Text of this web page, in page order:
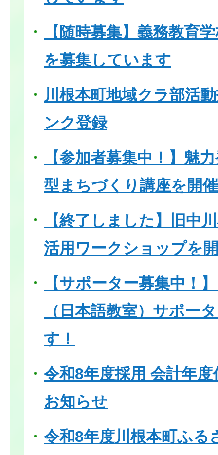
【随時募集】義務教育
を募集しています
川根本町地域クラ部活
ンク登録
【参加者募集中！】魅
型まちづくり講座を開
【終了しました】旧中
活用ワークショップを
【サポーター募集中！
（日本語教室）サポー
す！
令和8年度採用 会計年
お知らせ
令和8年度川根本町ふる